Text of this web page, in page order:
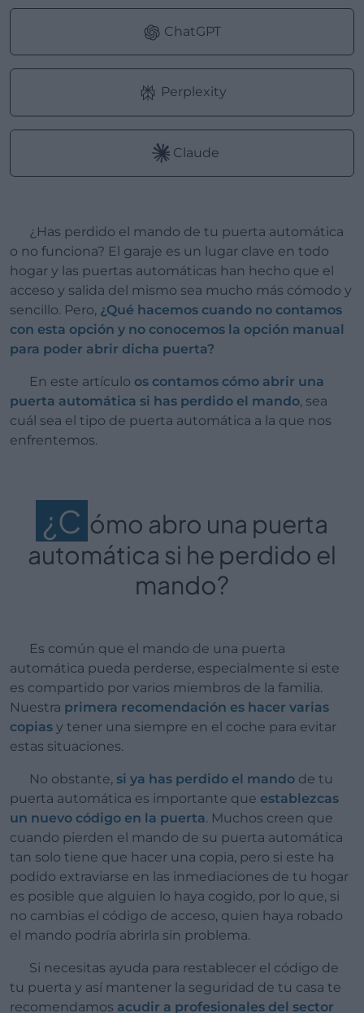
ChatGPT
Perplexity
Claude
¿Has perdido el mando de tu puerta automática
o no funciona? El garaje es un lugar clave en todo
hogar y las puertas automáticas han hecho que el
acceso y salida del mismo sea mucho más cómodo y
sencillo. Pero, ¿Qué hacemos cuando no contamos
con esta opción y no conocemos la opción manual
para poder abrir dicha puerta?
En este artículo os contamos cómo abrir una
puerta automática si has perdido el mando, sea
cuál sea el tipo de puerta automática a la que nos
enfrentemos.
¿C ómo abro una puerta
automática si he perdido el
mando?
Es común que el mando de una puerta
automática pueda perderse, especialmente si este
es compartido por varios miembros de la familia.
Nuestra primera recomendación es hacer varias
copias y tener una siempre en el coche para evitar
estas situaciones.
No obstante, si ya has perdido el mando de tu
puerta automática es importante que establezcas
un nuevo código en la puerta. Muchos creen que
cuando pierden el mando de su puerta automática
tan solo tiene que hacer una copia, pero si este ha
podido extraviarse en las inmediaciones de tu hogar
es posible que alguien lo haya cogido, por lo que, si
no cambias el código de acceso, quien haya robado
el mando podría abrirla sin problema.
Si necesitas ayuda para restablecer el código de
tu puerta y así mantener la seguridad de tu casa te
recomendamos acudir a profesionales del sector